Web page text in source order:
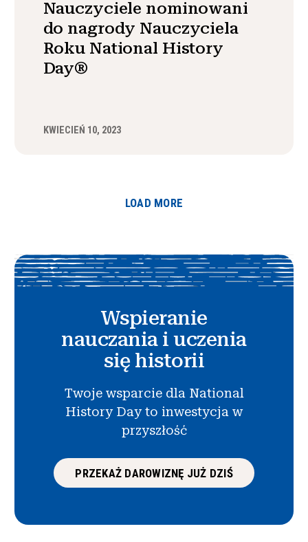
Nauczyciele nominowani
do nagrody Nauczyciela
Roku National History
Day®
KWIECIEŃ 10, 2023
LOAD MORE
Wspieranie
nauczania i uczenia
się historii
Twoje wsparcie dla National
History Day to inwestycja w
przyszłość
PRZEKAŻ DAROWIZNĘ JUŻ DZIŚ